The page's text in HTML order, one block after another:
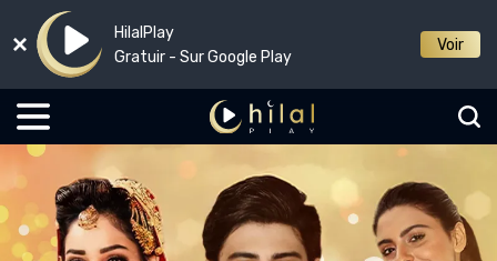
HilalPlay
Gratuir - Sur Google Play
Voir